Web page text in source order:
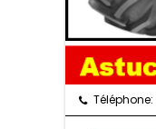
Téléphone: